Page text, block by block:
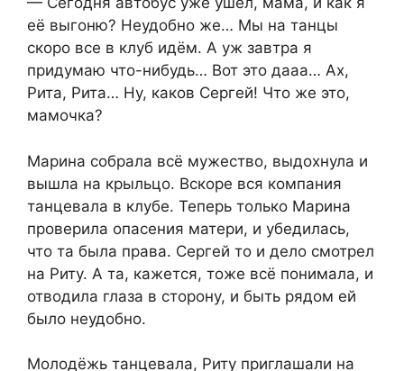
её выгоню? Неудобно же… Мы на танцы
скоро все в клуб идём. А уж завтра я
придумаю что-нибудь… Вот это дааа… Ах,
Рита, Рита… Ну, каков Сергей! Что же это,
мамочка?
Марина собрала всё мужество, выдохнула и
вышла на крыльцо. Вскоре вся компания
танцевала в клубе. Теперь только Марина
проверила опасения матери, и убедилась,
что та была права. Сергей то и дело смотрел
на Риту. А та, кажется, тоже всё понимала, и
отводила глаза в сторону, и быть рядом ей
было неудобно.
Молодёжь танцевала, Риту приглашали на